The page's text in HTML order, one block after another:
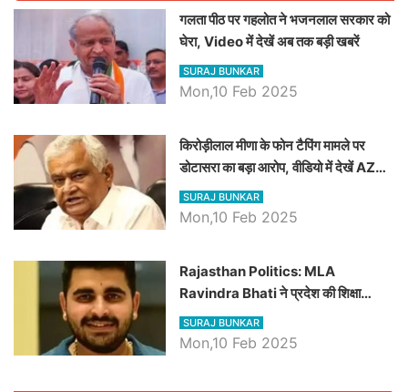
गलता पीठ पर गहलोत ने भजनलाल सरकार को
घेरा, Video में देखें अब तक बड़ी खबरें
SURAJ BUNKAR
Mon,10 Feb 2025
किरोड़ीलाल मीणा के फोन टैपिंग मामले पर
डोटासरा का बड़ा आरोप, वीडियो में देखें AZ
बड़ी खबरें
SURAJ BUNKAR
Mon,10 Feb 2025
Rajasthan Politics: MLA
Ravindra Bhati ने प्रदेश की शिक्षा
व्यवस्था पर उठाए सवाल, Madan
Dilawar पर हमला करते हुए गिनवाये खाली
SURAJ BUNKAR
Mon,10 Feb 2025